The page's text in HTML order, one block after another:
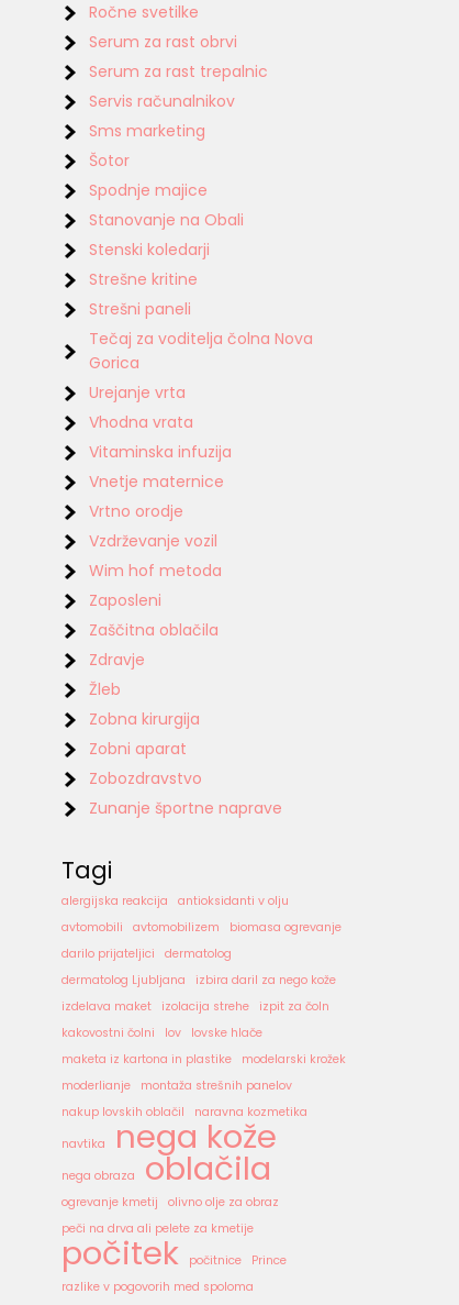
Ročne svetilke
Serum za rast obrvi
Serum za rast trepalnic
Servis računalnikov
Sms marketing
Šotor
Spodnje majice
Stanovanje na Obali
Stenski koledarji
Strešne kritine
Strešni paneli
Tečaj za voditelja čolna Nova
Gorica
Urejanje vrta
Vhodna vrata
Vitaminska infuzija
Vnetje maternice
Vrtno orodje
Vzdrževanje vozil
Wim hof metoda
Zaposleni
Zaščitna oblačila
Zdravje
Žleb
Zobna kirurgija
Zobni aparat
Zobozdravstvo
Zunanje športne naprave
Tagi
alergijska reakcija
antioksidanti v olju
avtomobili
avtomobilizem
biomasa ogrevanje
darilo prijateljici
dermatolog
dermatolog Ljubljana
izbira daril za nego kože
izdelava maket
izolacija strehe
izpit za čoln
kakovostni čolni
lov
lovske hlače
maketa iz kartona in plastike
modelarski krožek
moderlianje
montaža strešnih panelov
nakup lovskih oblačil
naravna kozmetika
navtika
nega kože
nega obraza oblačila
ogrevanje kmetij
olivno olje za obraz
peči na drva ali pelete za kmetije
počitek počitnice
Prince
razlike v pogovorih med spoloma